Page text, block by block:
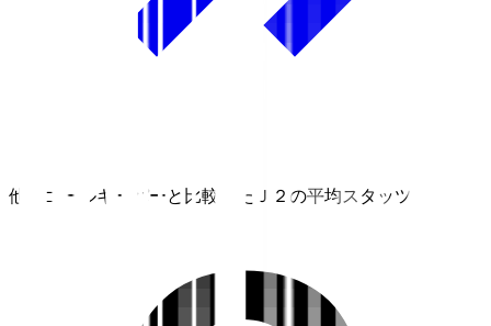
他のゴールキーパーと比較したＪ２の平均スタッツ